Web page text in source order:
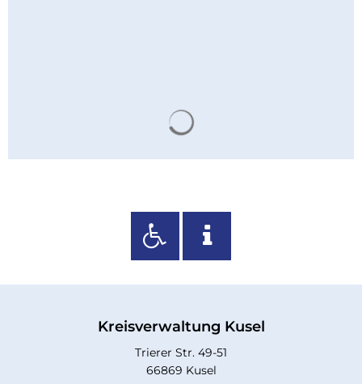
Kreisverwaltung Kusel
Trierer Str. 49-51
66869 Kusel